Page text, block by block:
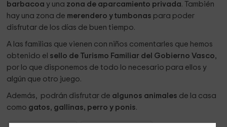
barbacoa y una zona de aparcamiento privada. También
hay una zona de merendero y tumbonas para poder
disfrutar de los días de buen tiempo.
A las familias que vienen con niños comentarles que hemos
obtenido el sello de Turismo Familiar del Gobierno Vasco,
por lo que disponemos de todo lo necesario para ellos y
algún que otro juego.
Además, podrán disfrutar de algunos animales de la casa
como gatos, gallinas, perro y ponis.